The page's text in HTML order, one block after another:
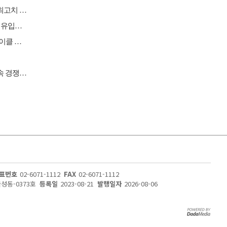
[원자재] 미국 구리 관세 앞둔 비축 경쟁…국제 구리 가격 사상 최고치 경신
[버핏 리포트] KCC, 2Q 실리콘 호조 '깜짝 실적'…삼성물산 배당 유입도 긍정적 - 삼성
[버핏 리포트] 심텍, SOCAMM향 매출액 확대로 역대급 실적 사이클 돌입 – 교보
[이슈 체크] 자동차, 현대차·기아 전기차 판매 호조…중국 공세 속 경쟁력 시험대
번호 02-6071-1112 FAX 02-6071-1112
동-0373호 등록일 2023-08-21 발행일자 2026-08-06